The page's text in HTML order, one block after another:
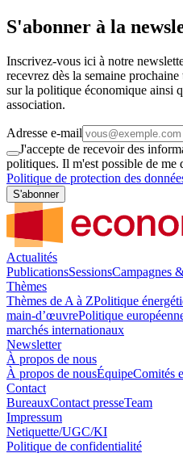
S'abonner à la
Inscrivez-vous ici à notre
recevrez dès la semaine
sur la politique économique ainsi
association.
Adresse e-mail
J'accepte de recevoir des
politiques. Il m'est possible de me
Politique de protection des
S'abonner
Actualités
PublicationsSessionsCampagnes
Thèmes
Thèmes de A à ZPolitique
main-d’œuvrePolitique
marchés internationaux
Newsletter
À propos de nous
À propos de nousÉquipeComités
Contact
BureauxContact presseTeam
Impressum
Netiquette/UGC/KI
Politique de confidentialité